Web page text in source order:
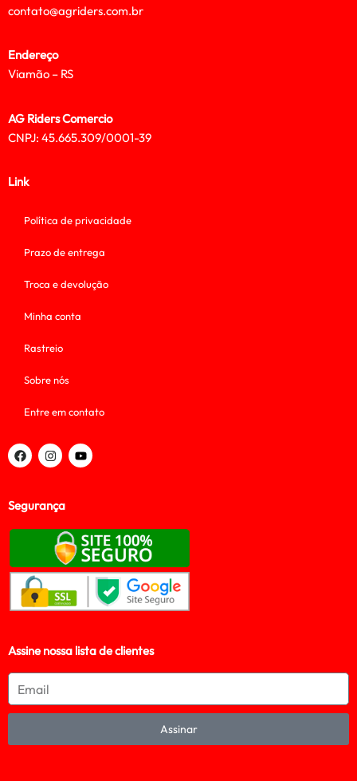
contato@agriders.com.br
Endereço
Viamão – RS
AG Riders Comercio
CNPJ: 45.665.309/0001-39
Link
Política de privacidade
Prazo de entrega
Troca e devolução
Minha conta
Rastreio
Sobre nós
Entre em contato
Segurança
Assine nossa lista de clientes
Assinar